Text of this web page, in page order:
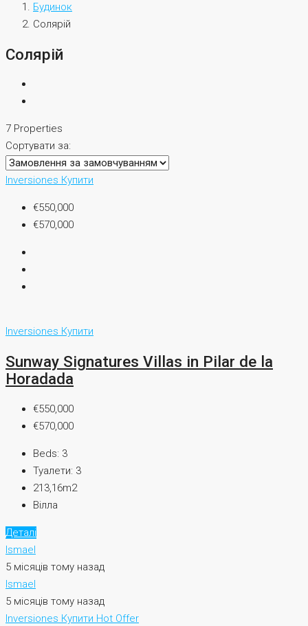
Будинок
Солярій
Солярій
7 Properties
Сортувати за:
Inversiones Купити
€550,000
€570,000
Inversiones Купити
Sunway Signatures Villas in Pilar de la
Horadada
€550,000
€570,000
Beds: 3
Туалети: 3
213,16m2
Вілла
Деталі
Ismael
5 місяців тому назад
Ismael
5 місяців тому назад
Inversiones Купити Hot Offer